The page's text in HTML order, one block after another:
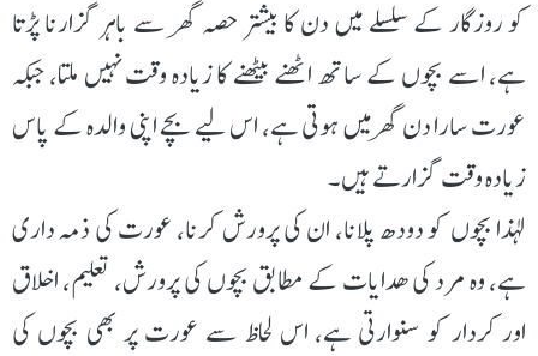
کو روزگار کے سلسلے میں دن کا بیشتر حصہ گھر سے باہر گزارنا پڑتا
ہے، اسے بچوں کے ساتھ اٹھنے بیٹھنے کا زیادہ وقت نہیں ملتا، جبکہ
عورت سارا دن گھر میں ہوتی ہے، اس لیے بچے اپنی والدہ کے پاس
زیادہ وقت گزارتے ہیں۔
لہذا بچوں کو دودھ پلانا، ان کی پرورش کرنا، عورت کی ذمہ داری
ہے، وہ مرد کی ھدایات کے مطابق بچوں کی پرورش، تعلیم، اخلاق
اور کردار کو سنوارتی ہے، اس لحاظ سے عورت پر بھی بچوں کی